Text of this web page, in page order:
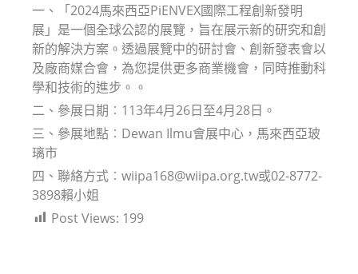
一、「2024馬來西亞PiENVEX國際工程創新發明
展」是一個全球公認的展覽，旨在展示新的研究和創
新的解決方案。透過展覽中的研討會、創新發表會以
及廠商媒合會，為您提供更多商業機會，同時推動科
學和技術的進步。。
二、參展日期︰113年4月26日至4月28日。
三、參展地點︰Dewan Ilmu會展中心，馬來西亞玻
璃市
四、聯絡方式︰wiipa168@wiipa.org.tw或02-8772-
3898賴小姐
Post Views: 199